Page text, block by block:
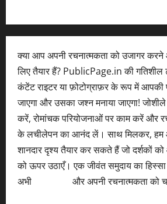
क्या आप अपनी रचनात्मकता को उजागर
लिए तैयार हैं? PublicPage.in की
कंटेंट राइटर या फ़ोटोग्राफ़र के रूप में आपकी
जाएगा और उसका जश्न मनाया जाएगा!
करें, रोमांचक परियोजनाओं पर काम करें और
के लचीलेपन का आनंद लें। साथ मिलकर, हम
शानदार दृश्य तैयार कर सकते हैं जो दर्शकों
को ऊपर उठाएँ। एक जीवंत समुदाय का
अभी
और अपनी रचनात्मकता को